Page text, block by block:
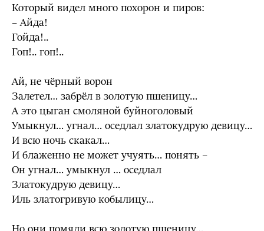
Который видел много похорон и пиров:
– Айда!
Гойда!..
Гоп!.. гоп!..
Ай, не чёрный ворон
Залетел… забрёл в золотую пшеницу…
А это цыган смоляной буйноголовый
Умыкнул… угнал… оседлал златокудрую девицу…
И всю ночь скакал…
И блаженно не может учуять… понять –
Он угнал… умыкнул … оседлал
Златокудрую девицу…
Иль златогривую кобылицу…